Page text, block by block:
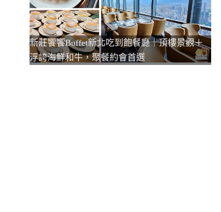
新莊饗饗Buffet新北吃到飽餐廳｜頂樓景觀＋
浮誇海鮮和牛，聚餐約會首選